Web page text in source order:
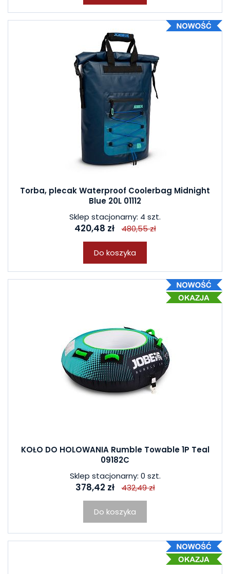
Torba, plecak Waterproof Coolerbag Midnight
Blue 20L 01112
Sklep stacjonarny: 4 szt.
420,48 zł 480,55 zł
Do koszyka
KOŁO DO HOLOWANIA Rumble Towable 1P Teal
09182C
Sklep stacjonarny: 0 szt.
378,42 zł 432,49 zł
Do koszyka